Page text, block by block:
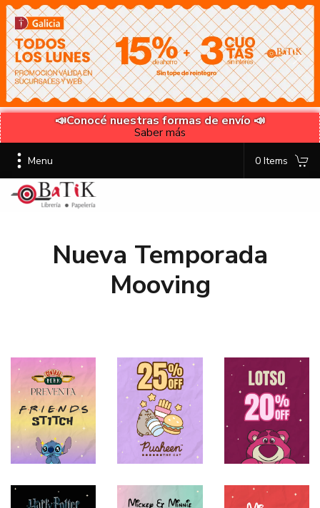
📣Conocé nuestras formas de envío 📣
Saber más
Menu 0 Items
Nueva Temporada
Mooving